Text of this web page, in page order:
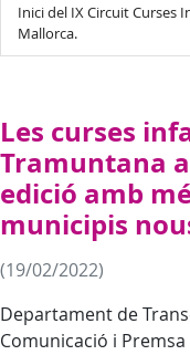
Inici del IX Circuit Curses
Mallorca.
Les curses
Tramuntana
edició amb
municipis
(19/02/2022)
Departament de
Comunicació i Premsa